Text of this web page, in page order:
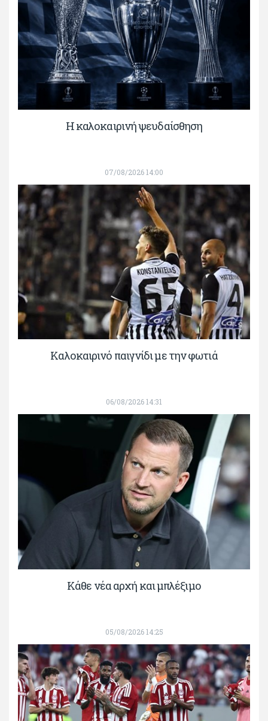
Η καλοκαιρινή ψευδαίσθηση
07/08/2026 14:00
Καλοκαιρινό παιγνίδι με την φωτιά
06/08/2026 14:31
Κάθε νέα αρχή και μπλέξιμο
05/08/2026 14:25